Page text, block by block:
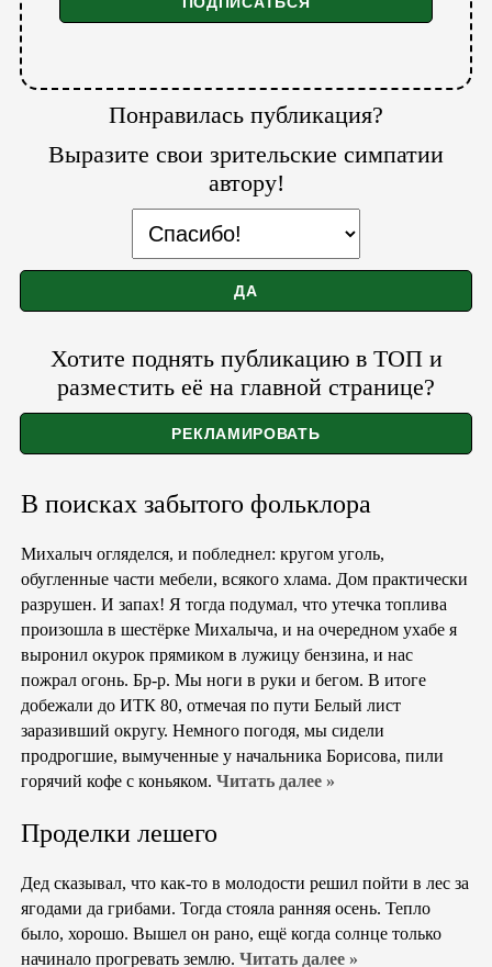
Понравилась публикация?
Выразите свои зрительские симпатии
автору!
Хотите поднять публикацию в ТОП и
разместить её на главной странице?
В поисках забытого фольклора
Михалыч огляделся, и побледнел: кругом уголь,
обугленные части мебели, всякого хлама. Дом практически
разрушен. И запах! Я тогда подумал, что утечка топлива
произошла в шестёрке Михалыча, и на очередном ухабе я
выронил окурок прямиком в лужицу бензина, и нас
пожрал огонь. Бр-р. Мы ноги в руки и бегом. В итоге
добежали до ИТК 80, отмечая по пути Белый лист
заразивший округу. Немного погодя, мы сидели
продрогшие, вымученные у начальника Борисова, пили
горячий кофе с коньяком. Читать далее »
Проделки лешего
Дед сказывал, что как-то в молодости решил пойти в лес за
ягодами да грибами. Тогда стояла ранняя осень. Тепло
было, хорошо. Вышел он рано, ещё когда солнце только
начинало прогревать землю. Читать далее »